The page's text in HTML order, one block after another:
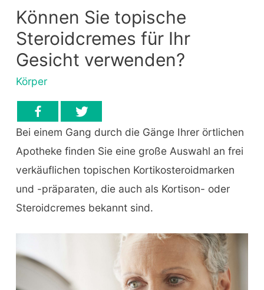
Können Sie topische
Steroidcremes für Ihr
Gesicht verwenden?
Körper
Bei einem Gang durch die Gänge Ihrer örtlichen
Apotheke finden Sie eine große Auswahl an frei
verkäuflichen topischen Kortikosteroidmarken
und -präparaten, die auch als Kortison- oder
Steroidcremes bekannt sind.